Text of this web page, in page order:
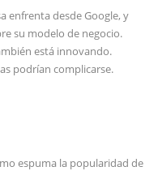
enfrenta desde Google, y
su modelo de negocio.
está innovando.
podrían complicarse.
espuma la popularidad de